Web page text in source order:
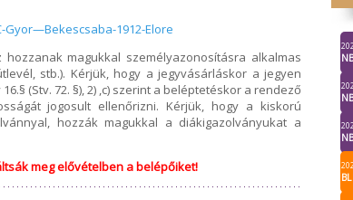
Gyor—Bekescsaba-1912-Elore
magukkal személyazonosításra alkalmas
stb.). Kérjük, hogy a jegyvásárláskor a jegyen
(Stv. 72. §), 2) ,c) szerint a beléptetéskor a rendező
jogosult ellenőrizni. Kérjük, hogy a kiskorú
hozzák magukkal a diákigazolványukat a
meg elővételben a belépőiket!